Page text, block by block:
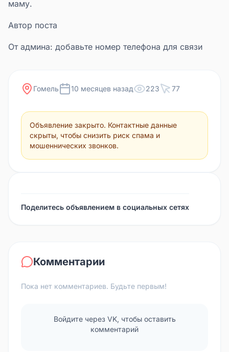
маму.
Автор поста
От админа: добавьте номер телефона для связи
Гомель 10 месяцев назад 223 77
Объявление закрыто. Контактные данные
скрыты, чтобы снизить риск спама и
мошеннических звонков.
Поделитесь объявлением в социальных сетях
Комментарии
Пока нет комментариев. Будьте первым!
Войдите через VK, чтобы оставить
комментарий